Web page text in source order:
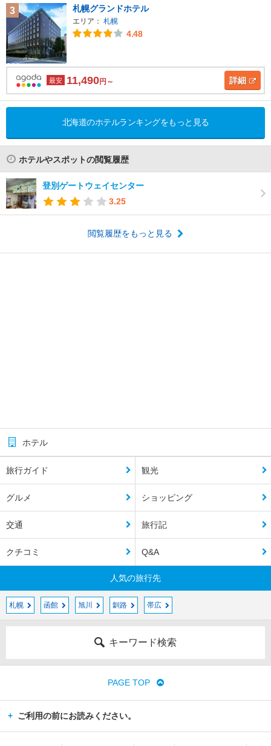
3 札幌グランドホテル
エリア： 札幌
4.48
最安 11,490円～ 詳細
北海道のホテルランキングをもっと見る
ホテルやスポットの閲覧履歴
登別ゲートウェイセンター
3.25
閲覧履歴をもっと見る
ホテル
旅行ガイド 観光
グルメ ショッピング
交通 旅行記
クチコミ Q&A
人気の旅行先
札幌 函館 旭川 釧路 帯広
キーワード検索
PAGE TOP
ご利用の前にお読みください。